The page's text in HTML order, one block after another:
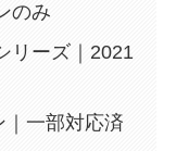
のみ
リーズ｜2021
一部対応済